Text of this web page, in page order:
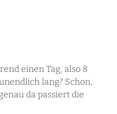
einen Tag, also 8
lang? Schon,
da passiert die